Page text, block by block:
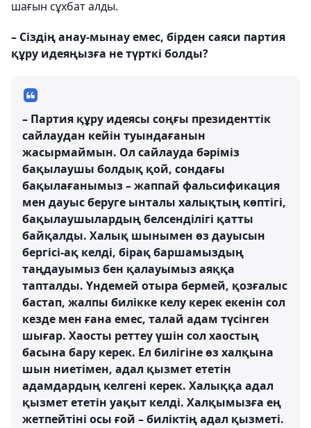
шағын сұхбат алды.
– Сіздің анау-мынау емес, бірден саяси партия
құру идеяңызға не түрткі болды?
– Партия құру идеясы соңғы президенттік
сайлаудан кейін туындағанын
жасырмаймын. Ол сайлауда бәріміз
бақылаушы болдық қой, сондағы
бақылағанымыз – жаппай фальсификация
мен дауыс беруге ынталы халықтың көптігі,
бақылаушылардың белсенділігі қатты
байқалды. Халық шынымен өз дауысын
бергісі-ақ келді, бірақ баршамыздың
таңдауымыз бен қалауымыз аяққа
тапталды. Үндемей отыра бермей, қозғалыс
бастап, жалпы билікке келу керек екенін сол
кезде мен ғана емес, талай адам түсінген
шығар. Хаосты реттеу үшін сол хаостың
басына бару керек. Ел билігіне өз халқына
шын ниетімен, адал қызмет ететін
адамдардың келгені керек. Халыққа адал
қызмет ететін уақыт келді. Халқымызға ең
жетпейтіні осы ғой – биліктің адал қызметі.